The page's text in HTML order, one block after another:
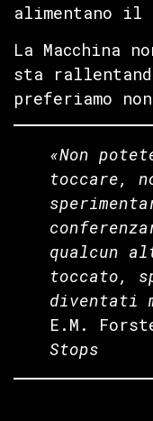
alimentano il
La Macchina
sta
preferiamo
«Non
toccare,
qualcun
toccato,
diventati
E.M.
Stops